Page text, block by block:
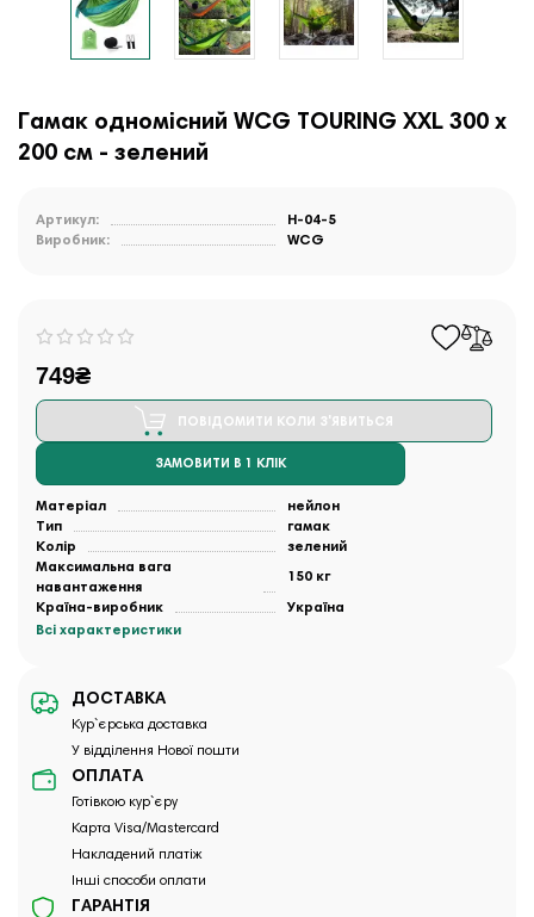
Гамак одномісний WCG TOURING XXL 300 х
200 см - зелений
Артикул:
H-04-5
Виробник:
WCG
749₴
ПОВІДОМИТИ КОЛИ З'ЯВИТЬСЯ
ЗАМОВИТИ В 1 КЛІК
Матеріал
нейлон
Тип
гамак
Колір
зелений
Максимальна вага
навантаження
150 кг
Країна-виробник
Україна
Всі характеристики
ДОСТАВКА
Кур`єрська доставка
У відділення Нової пошти
ОПЛАТА
Готівкою кур`єру
Карта Visa/Mastercard
Накладений платіж
Інші способи оплати
ГАРАНТІЯ